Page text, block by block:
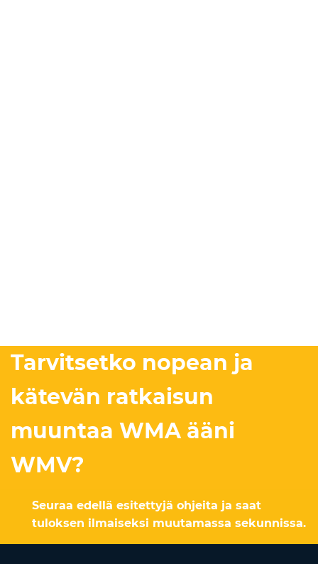
Tarvitsetko nopean ja
kätevän ratkaisun
muuntaa WMA ääni
WMV?
Seuraa edellä esitettyjä ohjeita ja saat
tuloksen ilmaiseksi muutamassa sekunnissa.